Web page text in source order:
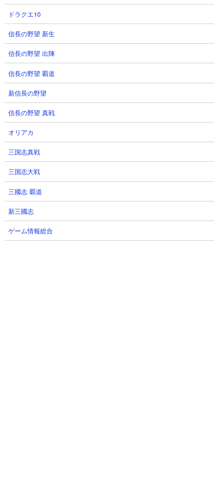
ドラクエ10
信長の野望 新生
信長の野望 出陣
信長の野望 覇道
新信長の野望
信長の野望 真戦
オリアカ
三国志真戦
三国志大戦
三國志 覇道
新三國志
ゲーム情報総合